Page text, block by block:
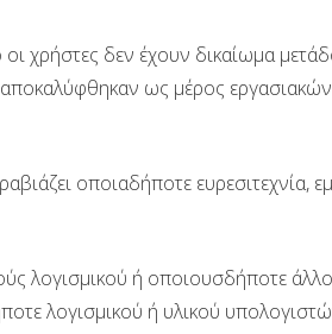
χρήστες δεν έχουν δικαίωμα
αποκαλύφθηκαν ως μέρος
οποιαδήποτε ευρεσιτεχνία,
λογισμικού ή οποιουσδήποτε
λογισμικού ή υλικού